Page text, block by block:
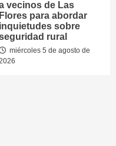
vecinos de Las
Flores para abordar
inquietudes sobre
rural
miércoles 5 de agosto de